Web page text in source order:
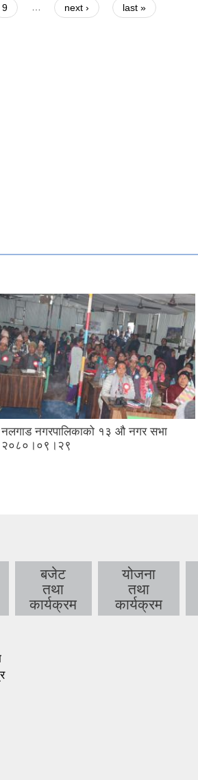
9 … next › last »
नलगाड नगरपालिकाको १३ औ नगर सभा
२०८०।०९।२९
बजेट
तथा
कार्यक्रम
योजना
तथा
कार्यक्रम